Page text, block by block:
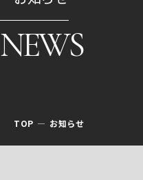
NEWS
TOP お知らせ